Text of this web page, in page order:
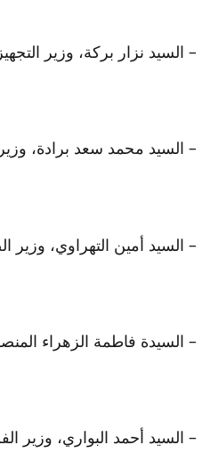
– السيد نزار بركة، وزير
– السيد محمد سعد برادة، وزير
– السيد أمين التهراوي، وزير
– السيدة فاطمة الزهراء
– السيد أحمد البواري، وزير